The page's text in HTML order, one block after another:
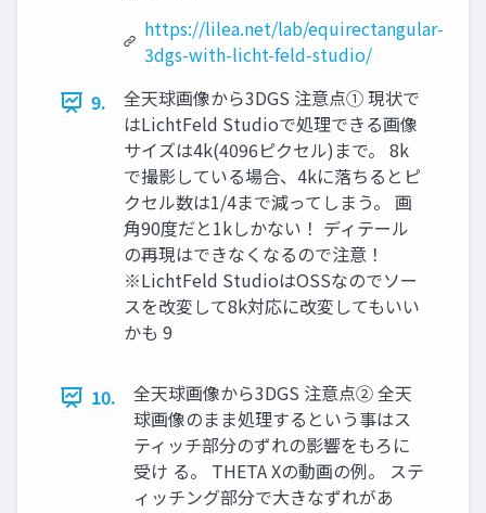
https://lilea.net/lab/equirectangular-
3dgs-with-licht-feld-studio/
9.
全天球画像から3DGS 注意点① 現状で
はLichtFeld Studioで処理できる画像
サイズは4k(4096ピクセル)まで。 8k
で撮影している場合、4kに落ちるとピ
クセル数は1/4まで減ってしまう。 画
角90度だと1kしかない！ ディテール
の再現はできなくなるので注意！
※LichtFeld StudioはOSSなのでソー
スを改変して8k対応に改変してもいい
かも 9
10.
全天球画像から3DGS 注意点② 全天
球画像のまま処理するという事はス
ティッチ部分のずれの影響をもろに
受け る。 THETA Xの動画の例。 ステ
ィッチング部分で大きなずれがあ